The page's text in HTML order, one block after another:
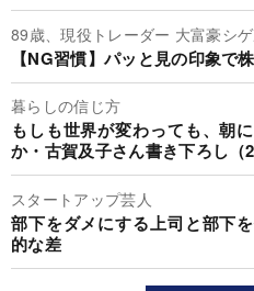
89歳、現役トレーダー 大富豪シ
【NG習慣】パッと見の印象で
暮らしの信じ方
もしも世界が変わっても、朝
か・古賀及子さん書き下ろし（2
スタートアップ芸人
部下をダメにする上司と部下
的な差